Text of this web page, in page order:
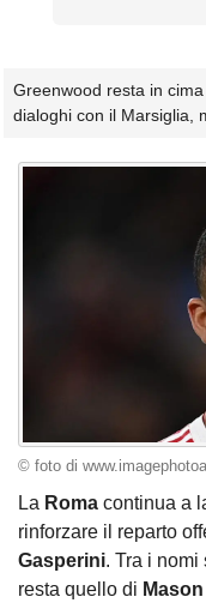
Greenwood resta in
dialoghi con il Marsiglia,
© foto di
La Roma continua a
rinforzare il reparto
Gasperini. Tra i
resta quello di